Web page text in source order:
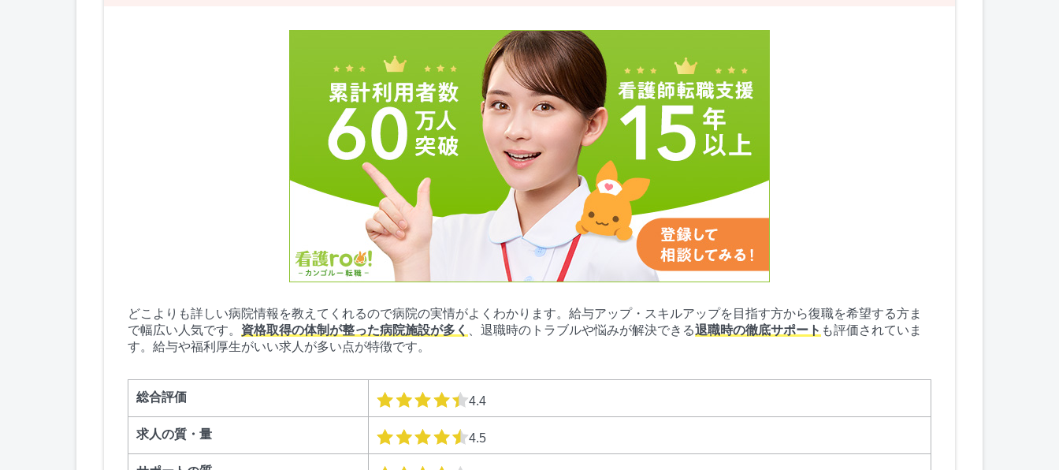
どこよりも詳しい病院情報を教えてくれるので病院の実情がよくわかります。給与アップ・スキルアップを目指す方から復職を希望する方ま
で幅広い人気です。 資格取得の体制が整った病院施設が多く 、退職時のトラブルや悩みが解決できる退職時の徹底サポート も評価されていま
す。給与や福利厚生がいい求人が多い点が特徴です。
総合評価 星の数
4.4
求人の質・量 星の数
4.5